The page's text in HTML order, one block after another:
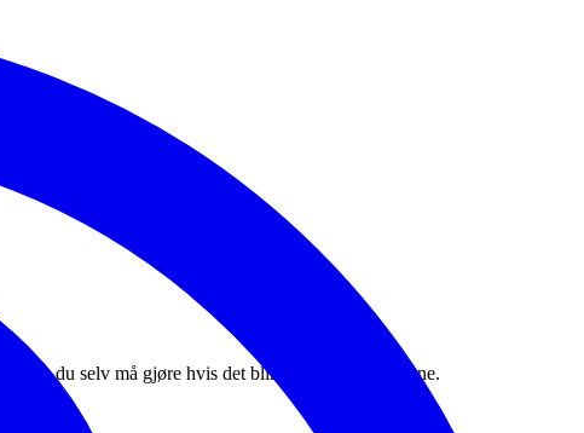
og du selv må gjøre hvis det blir flom i vår kommune.